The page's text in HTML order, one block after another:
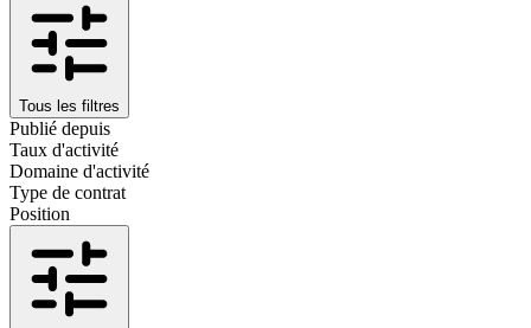
Tous les filtres
Publié depuis
Taux d'activité
Domaine d'activité
Type de contrat
Position